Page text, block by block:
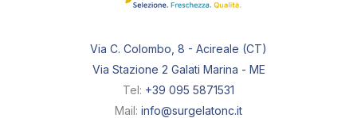
Via C. Colombo, 8 - Acireale (CT)
Via Stazione 2 Galati Marina - ME
Tel: +39 095 5871531
Mail: info@surgelatonc.it